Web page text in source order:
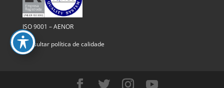
ISO 9001 – AENOR
Consultar política de calidade